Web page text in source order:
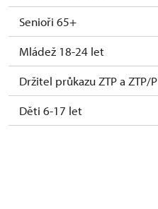
Senioři 65+
Mládež 18-24 let
Držitel průkazu ZTP a ZTP/P
Děti 6-17 let